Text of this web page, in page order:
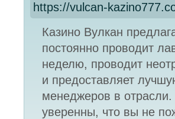
https://vulcan-
Казино Вулкан
постоянно проводит
неделю, проводит
и предоставляет
менеджеров в отрасли.
уверенны, что вы не